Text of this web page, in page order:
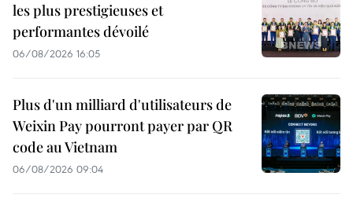
les plus prestigieuses et
performantes dévoilé
06/08/2026 16:05
Plus d'un milliard d'utilisateurs de
Weixin Pay pourront payer par QR
code au Vietnam
06/08/2026 09:04